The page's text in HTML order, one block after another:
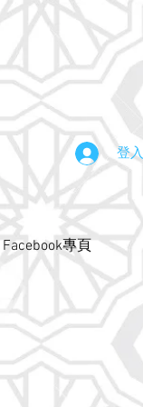
登入
Facebook專頁